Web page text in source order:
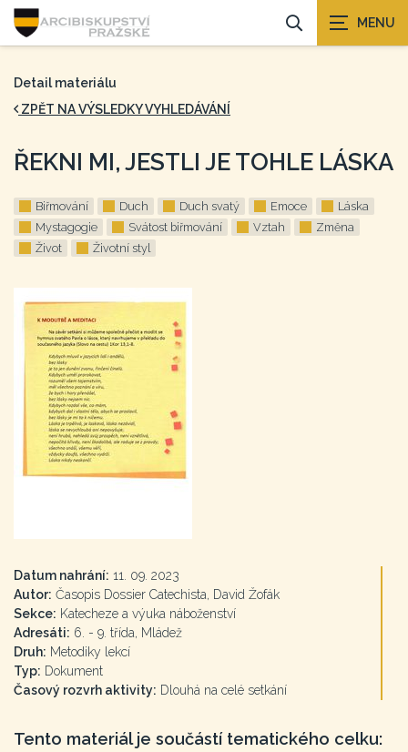
Detail materiálu
ZPĚT NA VÝSLEDKY VYHLEDÁVÁNÍ
ŘEKNI MI, JESTLI JE TOHLE LÁSKA
Biřmování Duch Duch svatý Emoce
Láska
Mystagogie
Svátost biřmování Vztah
Změna
Život
Životní styl
Datum nahrání: 11. 09. 2023
Autor: Časopis Dossier Catechista, David Žofák
Sekce: Katecheze a výuka náboženství
Adresáti: 6. - 9. třída, Mládež
Druh: Metodiky lekcí
Typ: Dokument
Časový rozvrh aktivity: Dlouhá na celé setkání
Tento materiál je součástí tematického celku: